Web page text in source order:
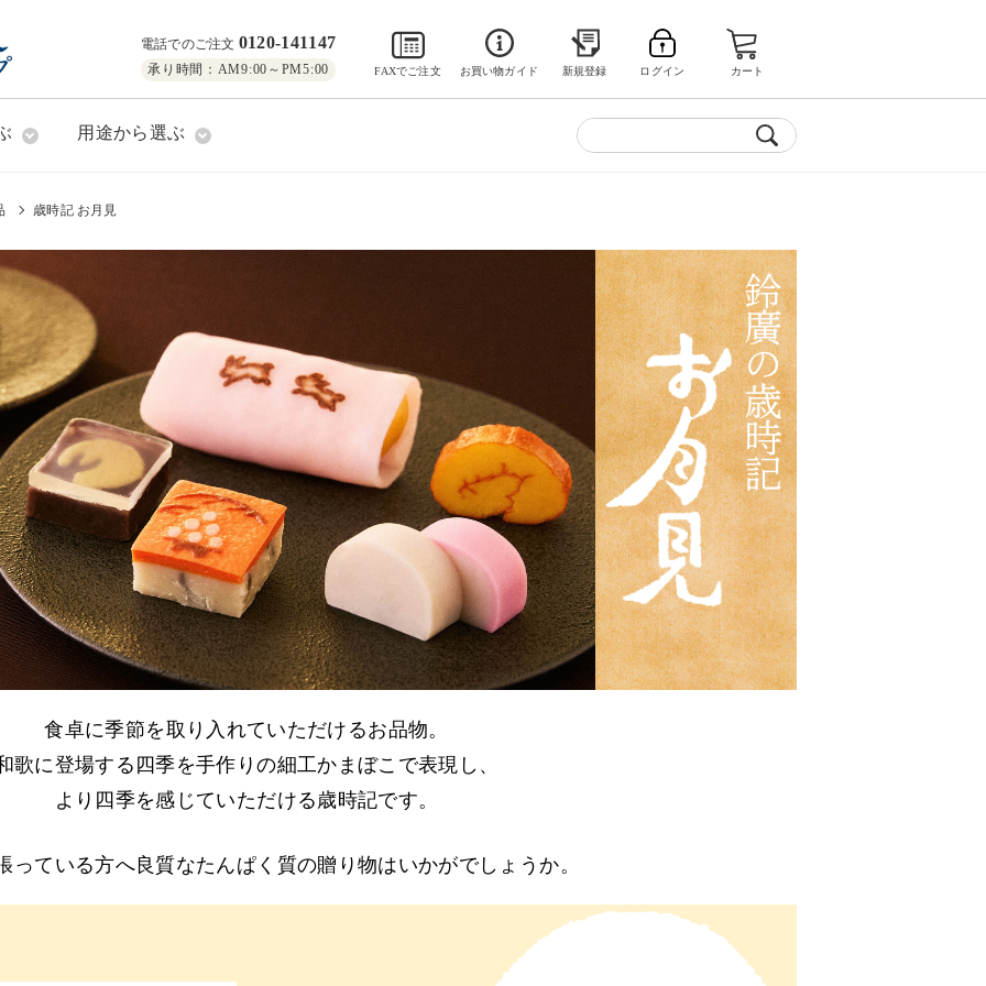
電話でのご注文 0120-141147
承り時間：AM9:00～PM5:00 FAXでご注文 お買い物ガイド 新規登録 ログイン カート
用途から選ぶ
歳時記 お月見
食卓に季節を取り入れていただけるお品物。
歌に登場する四季を手作りの細工かまぼこで表現し、
より四季を感じていただける歳時記です。
っている方へ良質なたんぱく質の贈り物はいかがでしょうか。